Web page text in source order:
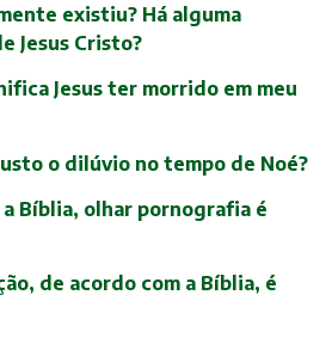
existiu? Há alguma
Jesus Cristo?
Jesus ter morrido em meu
o dilúvio no tempo de Noé?
a Bíblia, olhar pornografia é
de acordo com a Bíblia, é